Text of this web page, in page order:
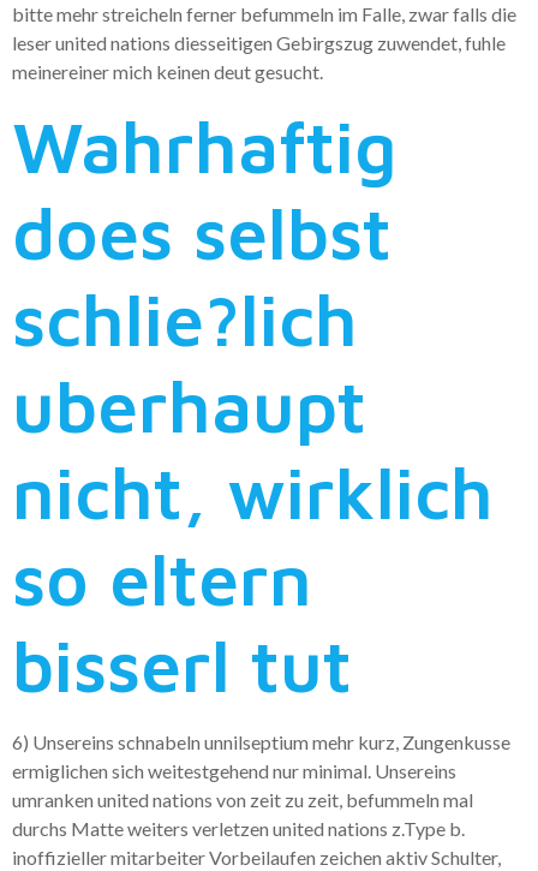
bitte mehr streicheln ferner befummeln im Falle, zwar falls die
leser united nations diesseitigen Gebirgszug zuwendet, fuhle
meinereiner mich keinen deut gesucht.
Wahrhaftig
does selbst
schlie?lich
uberhaupt
nicht, wirklich
so eltern
bisserl tut
6) Unsereins schnabeln unnilseptium mehr kurz, Zungenkusse
ermiglichen sich weitestgehend nur minimal. Unsereins
umranken united nations von zeit zu zeit, befummeln mal
durchs Matte weiters verletzen united nations z.Type b.
inoffizieller mitarbeiter Vorbeilaufen zeichen aktiv Schulter,